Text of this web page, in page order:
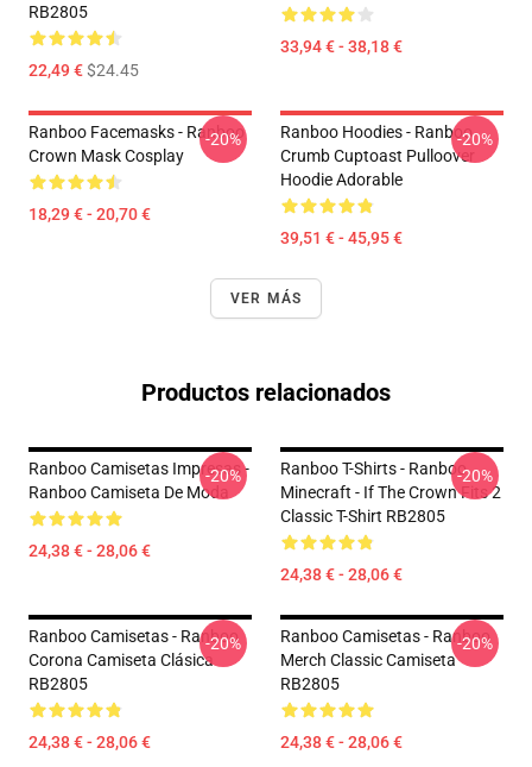
RB2805
22,49 €$24.45
33,94 € - 38,18 €
Ranboo Facemasks - Ranboo
Crown Mask Cosplay
18,29 € - 20,70 €
-20%
Ranboo Hoodies - Ranboo
Crumb Cuptoast Pulloover
Hoodie Adorable
39,51 € - 45,95 €
-20%
VER MÁS
Productos relacionados
Ranboo Camisetas Impresas -
Ranboo Camiseta De Moda
24,38 € - 28,06 €
-20%
Ranboo T-Shirts - Ranboo
Minecraft - If The Crown Fits 2
Classic T-Shirt RB2805
24,38 € - 28,06 €
-20%
Ranboo Camisetas - Ranboo
Corona Camiseta Clásica
RB2805
24,38 € - 28,06 €
-20%
Ranboo Camisetas - Ranboo
Merch Classic Camiseta
RB2805
24,38 € - 28,06 €
-20%